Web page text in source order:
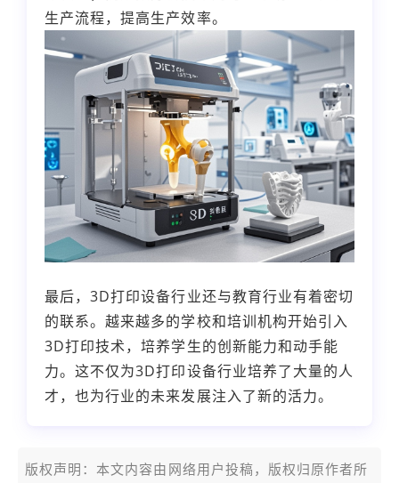
生产流程，提高生产效率。
最后，3D打印设备行业还与教育行业有着密切
的联系。越来越多的学校和培训机构开始引入
3D打印技术，培养学生的创新能力和动手能
力。这不仅为3D打印设备行业培养了大量的人
才，也为行业的未来发展注入了新的活力。
版权声明：本文内容由网络用户投稿，版权归原作者所